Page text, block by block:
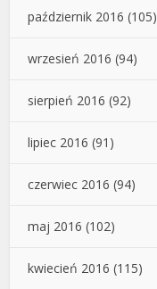
październik 2016 (105)
wrzesień 2016 (94)
sierpień 2016 (92)
lipiec 2016 (91)
czerwiec 2016 (94)
maj 2016 (102)
kwiecień 2016 (115)